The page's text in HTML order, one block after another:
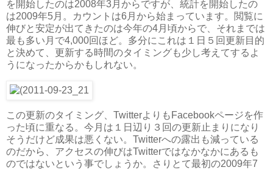
を開始したのは2008年3月からですが、統計を開始したの
は2009年5月。カウントは6月から始まっています。閲覧に
伸びと安定が出てきたのは今年の4月頃からで、それまでは
最も多い月で4,000回ほど。多分にこれは１日５回更新目的
と決めて、更新する時間のタイミングも少し考えてするよ
うになったからかもしれない。
この更新のタイミング、TwitterよりもFacebookページを作
った頃に重なる。今月は１日辺り３回の更新止まりになり
そうだけど成果は悪くない。Twitterへの露出も減っている
のだから、アクセスの伸びはTwitterではなかなかにあるも
のではないという事でしょうか。さりとて最初の2009年7